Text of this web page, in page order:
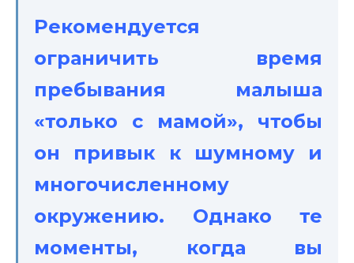
Рекомендуется
ограничить время
пребывания малыша
«только с мамой», чтобы
он привык к шумному и
многочисленному
окружению. Однако те
моменты, когда вы